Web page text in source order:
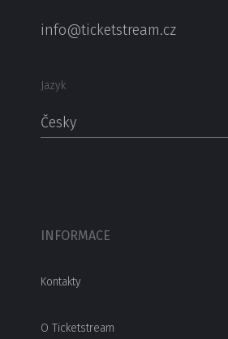
info@ticketstream.cz
Jazyk
Česky
INFORMACE
Kontakty
O Ticketstream